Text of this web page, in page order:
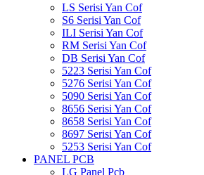
LS Serisi Yan Cof
S6 Serisi Yan Cof
ILI Serisi Yan Cof
RM Serisi Yan Cof
DB Serisi Yan Cof
5223 Serisi Yan Cof
5276 Serisi Yan Cof
5090 Serisi Yan Cof
8656 Serisi Yan Cof
8658 Serisi Yan Cof
8697 Serisi Yan Cof
5253 Serisi Yan Cof
PANEL PCB
LG Panel Pcb